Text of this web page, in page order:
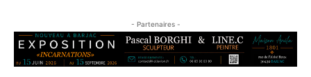
- Partenaires -